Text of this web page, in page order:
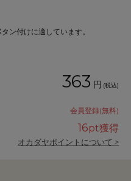
ン付けに適しています。
363 円 (税込)
会員登録(無料)
16pt獲得
オカダヤポイントについて >